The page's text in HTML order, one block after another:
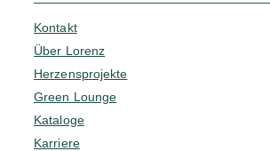
Kontakt
Über Lorenz
Herzensprojekte
Green Lounge
Kataloge
Karriere